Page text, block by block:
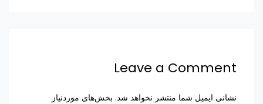
Leave a Comment
نشانی ایمیل شما منتشر نخواهد شد. بخش‌های موردنیاز